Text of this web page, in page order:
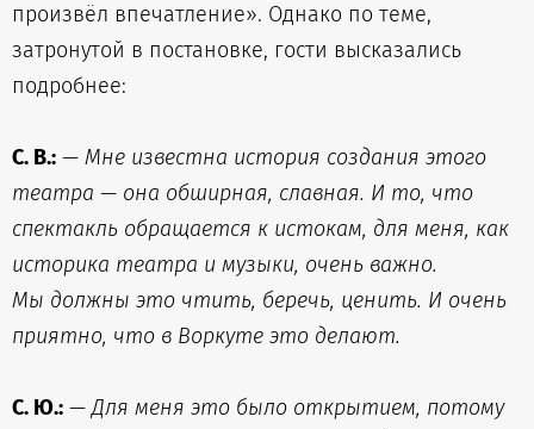
произвёл впечатление». Однако по теме,
затронутой в постановке, гости высказались
подробнее:
С. В.: — Мне известна история создания этого
театра — она обширная, славная. И то, что
спектакль обращается к истокам, для меня, как
историка театра и музыки, очень важно.
Мы должны это чтить, беречь, ценить. И очень
приятно, что в Воркуте это делают.
С. Ю.: —Для меня это было открытием, потому